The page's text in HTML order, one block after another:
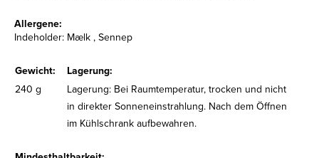
Allergene:
Indeholder: Mælk , Sennep
Gewicht:
Lagerung:
240 g
Lagerung: Bei Raumtemperatur, trocken und nicht
in direkter Sonneneinstrahlung. Nach dem Öffnen
im Kühlschrank aufbewahren.